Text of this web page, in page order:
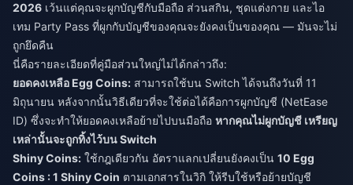
2026 เว้นแต่คุณจะผูกบัญชีกับมือถือ ส่วนสกิน, ชุดแต่งกาย และไอ
เทม Party Pass ที่ผูกกับบัญชีของคุณจะยังคงเป็นของคุณ — มันจะไม่
ถูกยึดคืน
นี่คือรายละเอียดที่คู่มือส่วนใหญ่ไม่ได้กล่าวถึง:
ยอดคงเหลือ Egg Coins: สามารถใช้บน Switch ได้จนถึงวันที่ 11
มิถุนายน หลังจากนั้นวิธีเดียวที่จะใช้ต่อได้คือการผูกบัญชี (NetEase
ID) ซึ่งจะทำให้ยอดคงเหลือย้ายไปบนมือถือ หากคุณไม่ผูกบัญชี เหรียญ
เหล่านั้นจะถูกทิ้งไว้บน Switch
Shiny Coins: ใช้กฎเดียวกัน อัตราแลกเปลี่ยนยังคงเป็น 10 Egg
Coins : 1 Shiny Coin ตามเอกสารในวิกิ ให้รีบใช้หรือย้ายบัญชี